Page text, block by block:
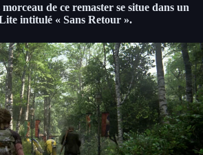
de ce remaster se situe dans un
intitulé « Sans Retour ».